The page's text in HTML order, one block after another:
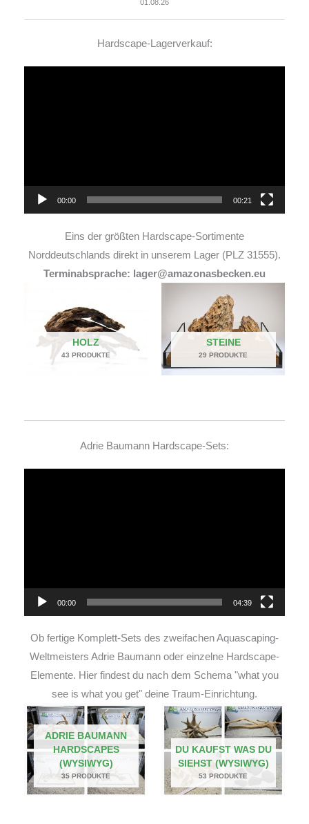
01.08.26
Hardscape-Lagerverkauf:
00:00 00:21
Eins der größten Hardscape-Sortimente
Norddeutschlands direkt in unserem Lager (PLZ 31555).
Terminabsprache: lager@amazonasbecken.eu
HOLZ
43 PRODUKTE
STEINE
29 PRODUKTE
Adrie Baumann Hardscape-Sets:
00:00 04:39
Ob fertige Komplett-Sets des zweifachen Aquascaping-
Weltmeisters Adrie Baumann oder einzelne Hardscape-
Elemente. Hier findest du nach dem Schema "what you
see is what you get" deine Traum-Einrichtung.
ADRIE BAUMANN
HARDSCAPES
(WYSIWYG)
35 PRODUKTE
DU KAUFST WAS DU
SIEHST (WYSIWYG)
53 PRODUKTE